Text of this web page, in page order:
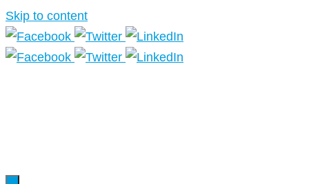
Skip to content
Más información.